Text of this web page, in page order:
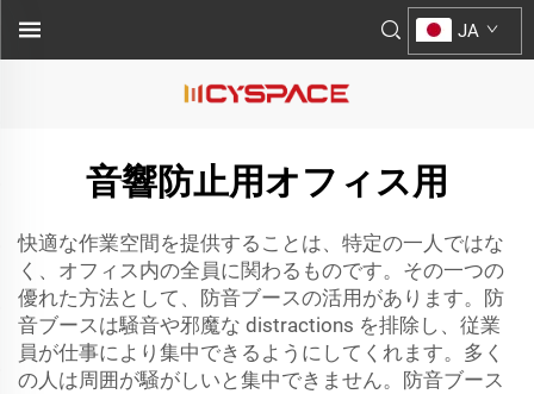
JA
音響防止用オフィス用
快適な作業空間を提供することは、特定の一人ではな
く、オフィス内の全員に関わるものです。その一つの
優れた方法として、防音ブースの活用があります。防
音ブースは騒音や邪魔な distractions を排除し、従業
員が仕事により集中できるようにしてくれます。多く
の人は周囲が騒がしいと集中できません。防音ブース